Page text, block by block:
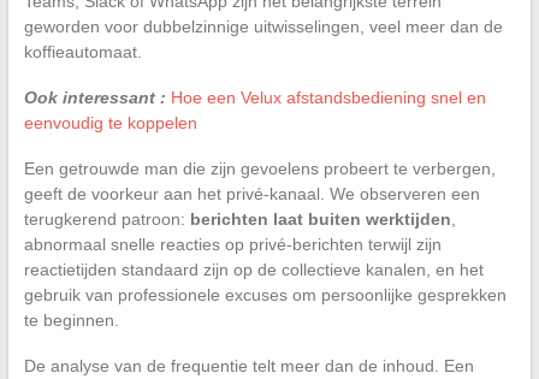
geworden voor dubbelzinnige uitwisselingen, veel meer dan de
koffieautomaat.
Ook interessant : Hoe een Velux afstandsbediening snel en
eenvoudig te koppelen
Een getrouwde man die zijn gevoelens probeert te verbergen,
geeft de voorkeur aan het privé-kanaal. We observeren een
terugkerend patroon: berichten laat buiten werktijden
abnormaal snelle reacties op privé-berichten terwijl zijn
reactietijden standaard zijn op de collectieve kanalen, en het
gebruik van professionele excuses om persoonlijke gesprekken
te beginnen.
De analyse van de frequentie telt meer dan de inhoud. Een